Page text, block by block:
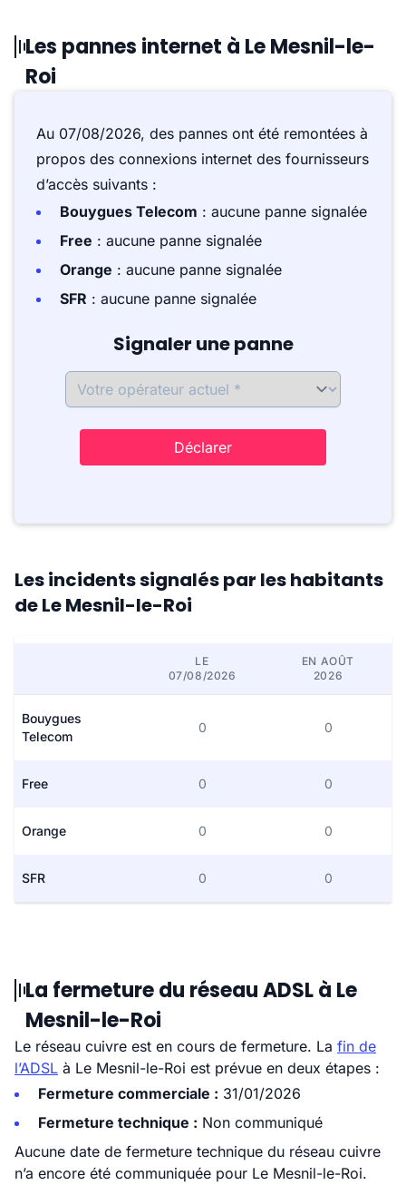
Les pannes internet à Le Mesnil-le-
Roi
Au 07/08/2026, des pannes ont été remontées à
propos des connexions internet des fournisseurs
d’accès suivants :
Bouygues Telecom : aucune panne signalée
Free : aucune panne signalée
Orange : aucune panne signalée
SFR : aucune panne signalée
Signaler une panne
Déclarer
Les incidents signalés par les habitants
de Le Mesnil-le-Roi
LE
07/08/2026
EN AOÛT
2026
Bouygues
Telecom
0 0
Free 0 0
Orange 0 0
SFR 0 0
La fermeture du réseau ADSL à Le
Mesnil-le-Roi
Le réseau cuivre est en cours de fermeture. La fin de
l’ADSL à Le Mesnil-le-Roi est prévue en deux étapes :
Fermeture commerciale : 31/01/2026
Fermeture technique : Non communiqué
Aucune date de fermeture technique du réseau cuivre
n’a encore été communiquée pour Le Mesnil-le-Roi.